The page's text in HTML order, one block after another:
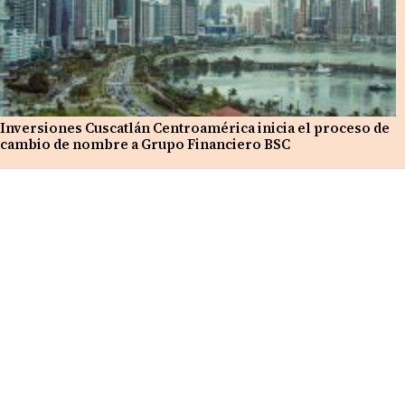
Inversiones Cuscatlán Centroamérica inicia el proceso de
cambio de nombre a Grupo Financiero BSC